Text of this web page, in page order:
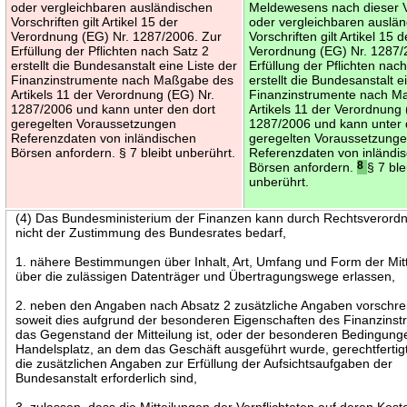
oder vergleichbaren ausländischen
Vorschriften gilt Artikel 15 der
Verordnung (EG) Nr. 1287/2006. Zur
Erfüllung der Pflichten nach Satz 2
erstellt die Bundesanstalt eine Liste der
Finanzinstrumente nach Maßgabe des
Artikels 11 der Verordnung (EG) Nr.
1287/2006 und kann unter den dort
geregelten Voraussetzungen
Referenzdaten von inländischen
Börsen anfordern. § 7 bleibt unberührt.
Meldewesens nach dieser
oder vergleichbaren
Vorschriften gilt Artikel 15
Verordnung (EG) Nr.
Erfüllung der Pflichten
erstellt die Bundesanstalt
Finanzinstrumente nach
Artikels 11 der Verordnung
1287/2006 und kann unter
geregelten
Referenzdaten von
Börsen anfordern.8 § 7
unberührt.
(4) Das Bundesministerium der Finanzen kann durch
nicht der Zustimmung des Bundesrates bedarf,
1. nähere Bestimmungen über Inhalt, Art, Umfang und Form der
über die zulässigen Datenträger und Übertragungswege erlassen,
2. neben den Angaben nach Absatz 2 zusätzliche Angaben
soweit dies aufgrund der besonderen Eigenschaften des
das Gegenstand der Mitteilung ist, oder der besonderen
Handelsplatz, an dem das Geschäft ausgeführt wurde,
die zusätzlichen Angaben zur Erfüllung der Aufsichtsaufgaben der
Bundesanstalt erforderlich sind,